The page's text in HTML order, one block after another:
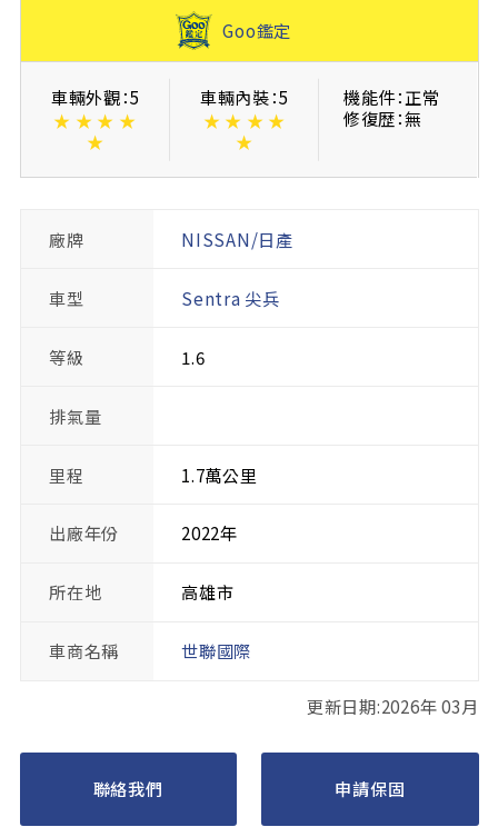
Goo鑑定
車輛外觀：5
★ ★ ★ ★
★
車輛內裝：5
★ ★ ★ ★
★
機能件：正常
修復歴：無
廠牌 NISSAN/日產
車型 Sentra 尖兵
等級 1.6
排氣量
里程 1.7萬公里
出廠年份 2022年
所在地 高雄市
車商名稱 世聯國際
更新日期:2026年 03月
聯絡我們 申請保固